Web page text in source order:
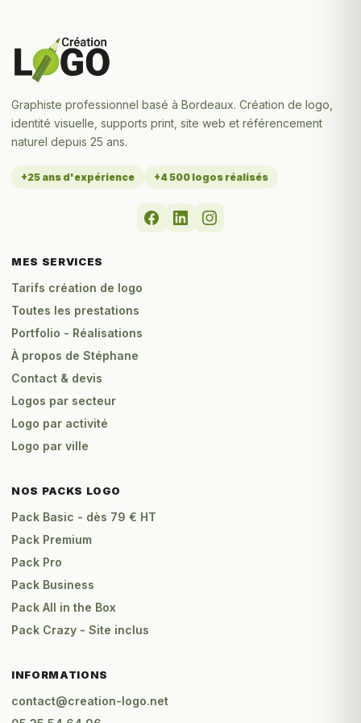
Graphiste professionnel basé à Bordeaux. Création de logo,
identité visuelle, supports print, site web et référencement
naturel depuis 25 ans.
+25 ans d'expérience +4 500 logos réalisés
MES SERVICES
Tarifs création de logo
Toutes les prestations
Portfolio - Réalisations
À propos de Stéphane
Contact & devis
Logos par secteur
Logo par activité
Logo par ville
NOS PACKS LOGO
Pack Basic - dès 79 € HT
Pack Premium
Pack Pro
Pack Business
Pack All in the Box
Pack Crazy - Site inclus
INFORMATIONS
contact@creation-logo.net